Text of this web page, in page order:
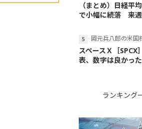
（まとめ）日経平
で小幅に続落 来
岡元兵八郎の米国
スペースＸ［SPCX
表、数字は良かっ
ランキング